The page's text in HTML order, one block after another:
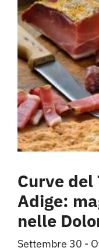
Curve del
Adige:
nelle
Settembre 30 -